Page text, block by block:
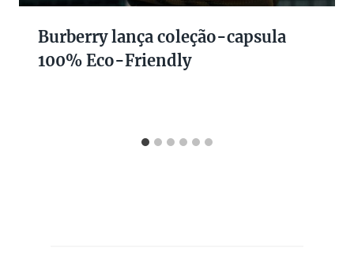
Burberry lança coleção-capsula
100% Eco-Friendly